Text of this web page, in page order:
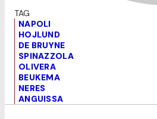
NAPOLI
HOJLUND
DE BRUYNE
SPINAZZOLA
OLIVERA
BEUKEMA
NERES
ANGUISSA